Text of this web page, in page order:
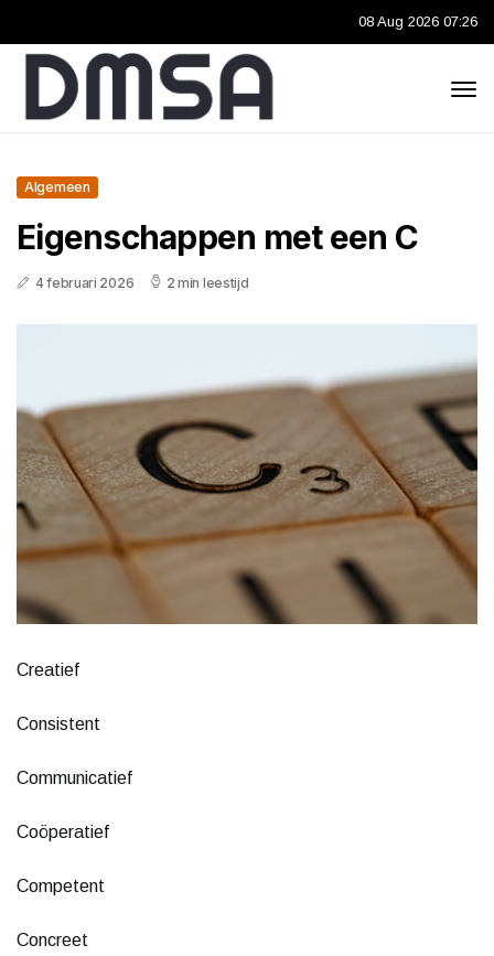
08 Aug 2026 07:26
Algemeen
Eigenschappen met een C
4 februari 2026 2 min leestijd
Creatief
Consistent
Communicatief
Coöperatief
Competent
Concreet